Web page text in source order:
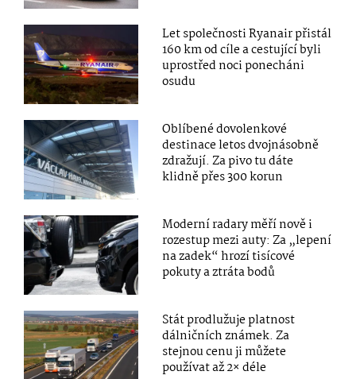
Let společnosti Ryanair přistál
160 km od cíle a cestující byli
uprostřed noci ponecháni
osudu
Oblíbené dovolenkové
destinace letos dvojnásobně
zdražují. Za pivo tu dáte
klidně přes 300 korun
Moderní radary měří nově i
rozestup mezi auty: Za „lepení
na zadek“ hrozí tisícové
pokuty a ztráta bodů
Stát prodlužuje platnost
dálničních známek. Za
stejnou cenu ji můžete
používat až 2× déle